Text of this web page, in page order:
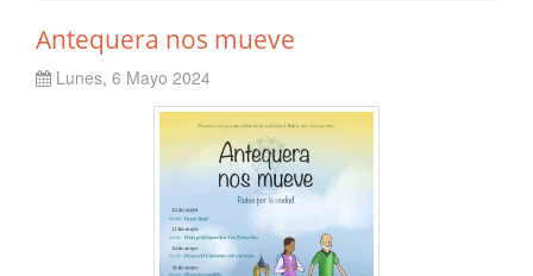
Antequera nos mueve
Lunes, 6 Mayo 2024